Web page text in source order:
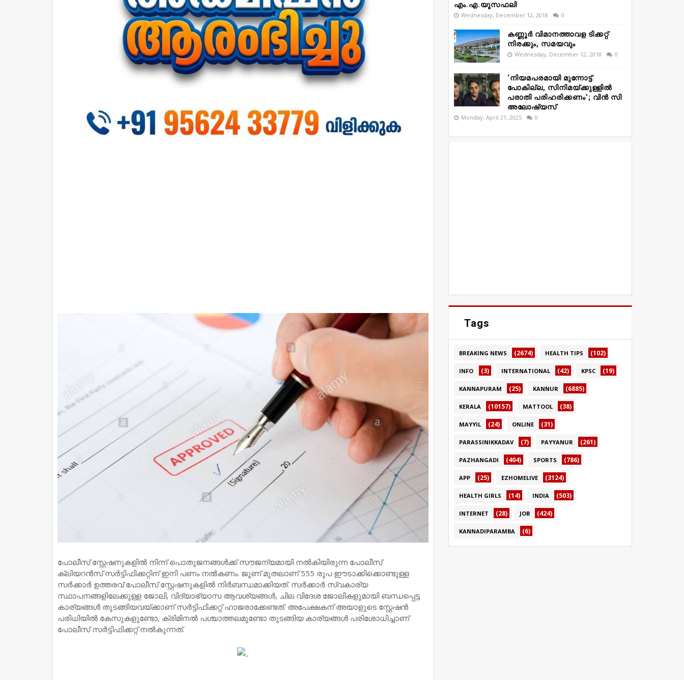
പോലീസ് സ്റ്റേഷനുകളിൽ നിന്ന് പൊതുജനങ്ങൾക്ക് സൗജന്യമായി നൽകിയിരുന്ന പോലീസ്
ക്ലിയറൻസ് സർട്ടിഫിക്കറ്റിന് ഇനി പണം നൽകണം. ജൂണ് മുതലാണ് 555 രൂപ ഈടാക്കിക്കൊണ്ടുള്ള
സർക്കാർ ഉത്തരവ് പോലീസ് സ്റ്റേഷനുകളിൽ നിർബന്ധമാക്കിയത്. സർക്കാർ സ്വകാര്യ
സ്ഥാപനങ്ങളിലേക്കുള്ള ജോലി, വിദ്യാഭ്യാസ ആവശ്യങ്ങൾ, ചില വിദേശ ജോലികളുമായി ബന്ധപ്പെട്ട
കാര്യങ്ങൾ തുടങ്ങിയവയ്ക്കാണ് സർട്ടിഫിക്കറ്റ് ഹാജരാക്കേണ്ടത്. അപേക്ഷകന് അയാളുടെ സ്റ്റേഷൻ
പരിധിയിൽ കേസുകളുണ്ടോ, ക്രിമിനൽ പശ്ചാത്തലമുണ്ടോ തുടങ്ങിയ കാര്യങ്ങൾ പരിശോധിച്ചാണ്
പോലീസ് സർട്ടിഫിക്കറ്റ് നൽകുന്നത്.
എം.എ.യൂസഫലി
Wednesday, December 12, 2018 0
കണ്ണൂർ വിമാനത്താവള ടിക്കറ്റ്
നിരക്കും, സമയവും
Wednesday, December 12, 2018 0
‘നിയമപരമായി മുന്നോട്ട്
പോകില്ല, സിനിമയ്ക്കുള്ളിൽ
പരാതി പരിഹരിക്കണം’; വിൻ സി
അലോഷ്യസ്
Monday, April 21, 2025 0
Tags
BREAKING NEWS (2674) HEALTH TIPS (102)
INFO (3) INTERNATIONAL (42) KPSC (19)
KANNAPURAM (25) KANNUR (6885)
KERALA (10157) MATTOOL (38)
MAYYIL (24) ONLINE (31)
PARASSINIKKADAV (7) PAYYANUR (261)
PAZHANGADI (404) SPORTS (786)
APP (25) EZHOMELIVE (3124)
HEALTH GIRLS (14) INDIA (503)
INTERNET (28) JOB (424)
KANNADIPARAMBA (6)